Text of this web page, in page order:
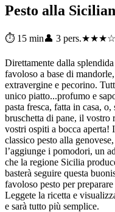
Pesto alla
⏱ 15 min👤 3 pers.
Direttamente dalla
favoloso a base di
extravergine e pecorino.
unico piatto...profumo e
pasta fresca, fatta in casa,
bruschetta di pane, il vostro
vostri ospiti a bocca aperta!
classico pesto alla
l’aggiunge i pomodori, un
che la regione Sicilia
basterà seguire questa
favoloso pesto per
Leggete la ricetta e
e sarà tutto più semplice.